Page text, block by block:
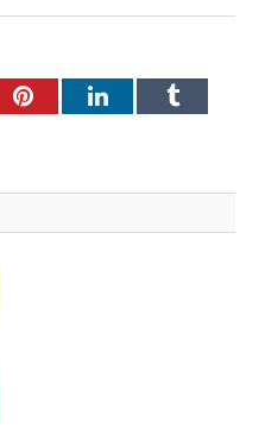
PinterestLinkedInTumblr